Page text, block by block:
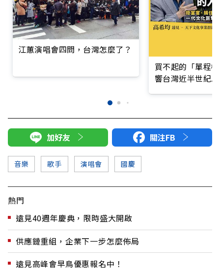
江蕙演唱會四問，台灣怎麼了？
買不起的「單程
響台灣近半世紀
加好友 關注FB
音樂 歌手 演唱會 國慶
熱門
遠見40週年慶典，限時盛大開啟
供應鏈重組，企業下一步怎麼佈局
遠見高峰會早鳥優惠報名中！